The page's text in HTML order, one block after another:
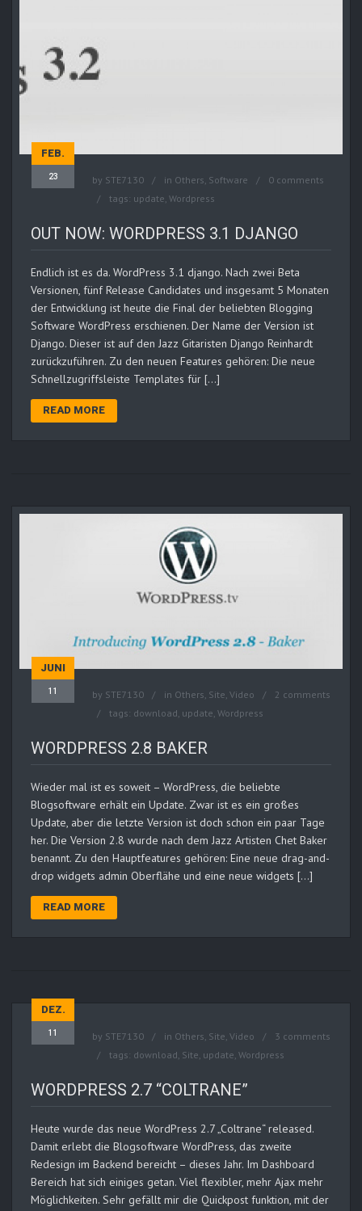
FEB.
23 by STE7130 in Others Software
0 comments
tags: update Wordpress
OUT NOW: WORDPRESS 3.1 DJANGO
Endlich ist es da. WordPress 3.1 django. Nach zwei Beta
Versionen, fünf Release Candidates und insgesamt 5 Monaten
der Entwicklung ist heute die Final der beliebten Blogging
Software WordPress erschienen. Der Name der Version ist
Django. Dieser ist auf den Jazz Gitaristen Django Reinhardt
zurückzuführen. Zu den neuen Features gehören: Die neue
Schnellzugriffsleiste Templates für […]
READ MORE
JUNI
11 by STE7130 in Others, Site, Video
2 comments
tags: download, update, Wordpress
WORDPRESS 2.8 BAKER
Wieder mal ist es soweit – WordPress, die beliebte
Blogsoftware erhält ein Update. Zwar ist es ein großes
Update, aber die letzte Version ist doch schon ein paar Tage
her. Die Version 2.8 wurde nach dem Jazz Artisten Chet Baker
benannt. Zu den Hauptfeatures gehören: Eine neue drag-and-
drop widgets admin Oberflähe und eine neue widgets […]
READ MORE
DEZ.
11 by STE7130 in Others, Site, Video
3 comments
tags: download, Site, update, Wordpress
WORDPRESS 2.7 “COLTRANE”
Heute wurde das neue WordPress 2.7 „Coltrane“ released.
Damit erlebt die Blogsoftware WordPress, das zweite
Redesign im Backend bereicht – dieses Jahr. Im Dashboard
Bereich hat sich einiges getan. Viel flexibler, mehr Ajax mehr
Möglichkeiten. Sehr gefällt mir die Quickpost funktion, mit der